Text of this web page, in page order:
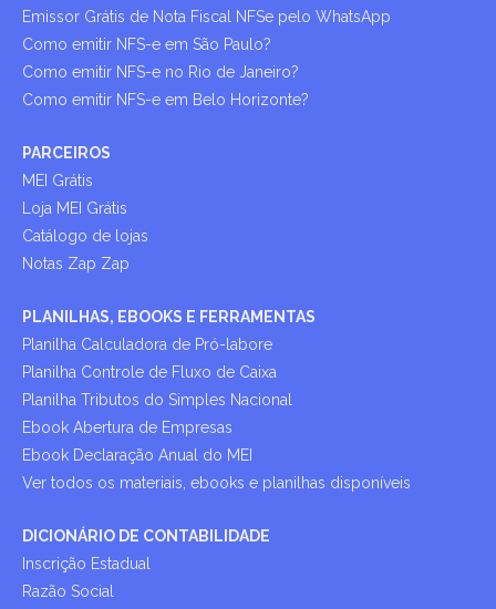
Emissor Grátis de Nota Fiscal NFSe pelo WhatsApp
Como emitir NFS-e em São Paulo?
Como emitir NFS-e no Rio de Janeiro?
Como emitir NFS-e em Belo Horizonte?
PARCEIROS
MEI Grátis
Loja MEI Grátis
Catálogo de lojas
Notas Zap Zap
PLANILHAS, EBOOKS E FERRAMENTAS
Planilha Calculadora de Pró-labore
Planilha Controle de Fluxo de Caixa
Planilha Tributos do Simples Nacional
Ebook Abertura de Empresas
Ebook Declaração Anual do MEI
Ver todos os materiais, ebooks e planilhas disponíveis
DICIONÁRIO DE CONTABILIDADE
Inscrição Estadual
Razão Social